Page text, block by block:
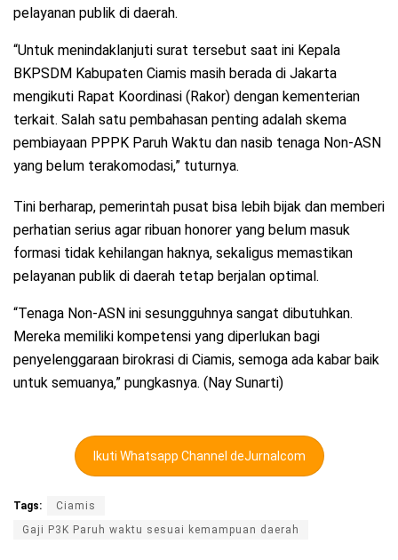
pelayanan publik di daerah.
“Untuk menindaklanjuti surat tersebut saat ini Kepala
BKPSDM Kabupaten Ciamis masih berada di Jakarta
mengikuti Rapat Koordinasi (Rakor) dengan kementerian
terkait. Salah satu pembahasan penting adalah skema
pembiayaan PPPK Paruh Waktu dan nasib tenaga Non-ASN
yang belum terakomodasi,” tuturnya.
Tini berharap, pemerintah pusat bisa lebih bijak dan memberi
perhatian serius agar ribuan honorer yang belum masuk
formasi tidak kehilangan haknya, sekaligus memastikan
pelayanan publik di daerah tetap berjalan optimal.
“Tenaga Non-ASN ini sesungguhnya sangat dibutuhkan.
Mereka memiliki kompetensi yang diperlukan bagi
penyelenggaraan birokrasi di Ciamis, semoga ada kabar baik
untuk semuanya,” pungkasnya. (Nay Sunarti)
Ikuti Whatsapp Channel deJurnalcom
Tags:
Ciamis
Gaji P3K Paruh waktu sesuai kemampuan daerah